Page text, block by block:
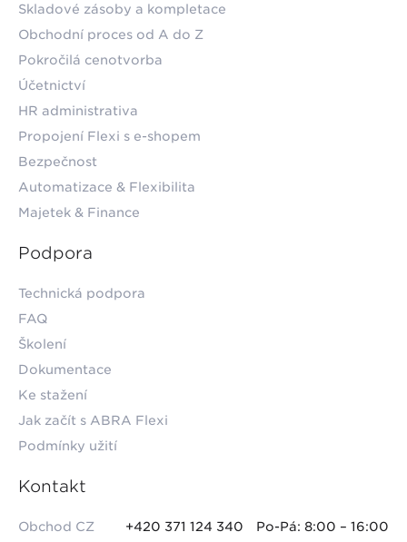
Skladové zásoby a kompletace
Obchodní proces od A do Z
Pokročilá cenotvorba
Účetnictví
HR administrativa
Propojení Flexi s e-shopem
Bezpečnost
Automatizace & Flexibilita
Majetek & Finance
Podpora
Technická podpora
FAQ
Školení
Dokumentace
Ke stažení
Jak začít s ABRA Flexi
Podmínky užití
Kontakt
Obchod CZ +420 371 124 340 Po-Pá: 8:00 – 16:00